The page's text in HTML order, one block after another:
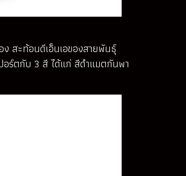
สะท้อนดีเอ็นเอของสายพันธุ์
อร์ตกับ 3 สี ได้แก่ สีดำแมตกันพา